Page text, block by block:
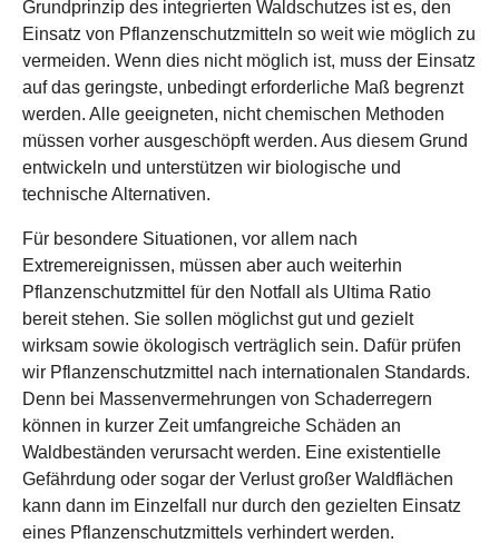
Grundprinzip des integrierten Waldschutzes ist es, den
Einsatz von Pflanzenschutzmitteln so weit wie möglich zu
vermeiden. Wenn dies nicht möglich ist, muss der Einsatz
auf das geringste, unbedingt erforderliche Maß begrenzt
werden. Alle geeigneten, nicht chemischen Methoden
müssen vorher ausgeschöpft werden. Aus diesem Grund
entwickeln und unterstützen wir biologische und
technische Alternativen.
Für besondere Situationen, vor allem nach
Extremereignissen, müssen aber auch weiterhin
Pflanzenschutzmittel für den Notfall als Ultima Ratio
bereit stehen. Sie sollen möglichst gut und gezielt
wirksam sowie ökologisch verträglich sein. Dafür prüfen
wir Pflanzenschutzmittel nach internationalen Standards.
Denn bei Massenvermehrungen von Schaderregern
können in kurzer Zeit umfangreiche Schäden an
Waldbeständen verursacht werden. Eine existentielle
Gefährdung oder sogar der Verlust großer Waldflächen
kann dann im Einzelfall nur durch den gezielten Einsatz
eines Pflanzenschutzmittels verhindert werden.